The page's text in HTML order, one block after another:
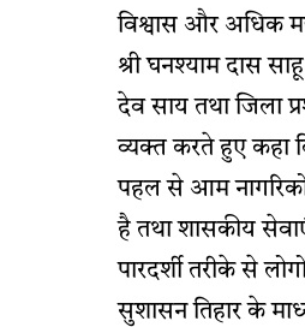
विश्वास और अधिक
श्री घनश्याम दास
देव साय तथा जिला
व्यक्त करते हुए कहा
पहल से आम नागरिकों
है तथा शासकीय
पारदर्शी तरीके से
सुशासन तिहार के